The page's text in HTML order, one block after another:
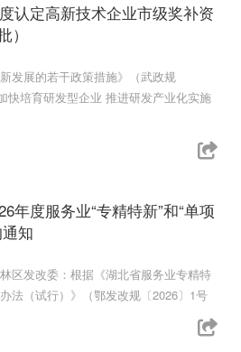
认定高新技术企业市级奖补资
发展的若干政策措施》（武政规
快培育研发型企业 推进研发产业化实施
年度服务业“专精特新”和“单项
知
区发改委：根据《湖北省服务业专精特
法（试行）》（鄂发改规〔2026〕1号